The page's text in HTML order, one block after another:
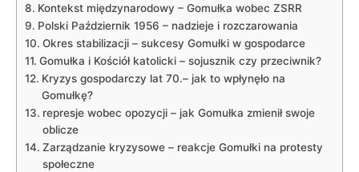
Kontekst międzynarodowy – Gomułka wobec ZSRR
Polski Październik 1956 – nadzieje i rozczarowania
Okres stabilizacji – sukcesy Gomułki w gospodarce
Gomułka i Kościół katolicki – sojusznik czy przeciwnik?
Kryzys gospodarczy lat 70.– jak to wpłynęło na
Gomułkę?
represje wobec opozycji – jak Gomułka zmienił swoje
oblicze
Zarządzanie kryzysowe – reakcje Gomułki na protesty
społeczne